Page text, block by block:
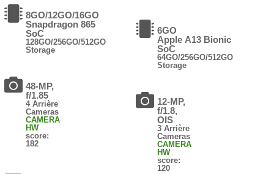
8GO/12GO/16GO
Snapdragon 865
SoC
128GO/256GO/512GO
Storage
48-MP,
f/1.85
4 Arrière
Cameras
CAMERA
HW
score:
182
6GO
Apple A13 Bionic
SoC
64GO/256GO/512GO
Storage
12-MP,
f/1.8,
OIS
3 Arrière
Cameras
CAMERA
HW
score:
120